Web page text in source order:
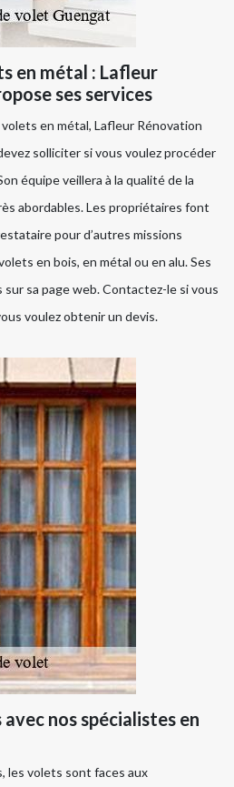
en métal : Lafleur
ses services
en métal, Lafleur Rénovation
solliciter si vous voulez procéder
équipe veillera à la qualité de la
abordables. Les propriétaires font
pour d’autres missions
en bois, en métal ou en alu. Ses
sa page web. Contactez-le si vous
voulez obtenir un devis.
nos spécialistes en
les volets sont faces aux